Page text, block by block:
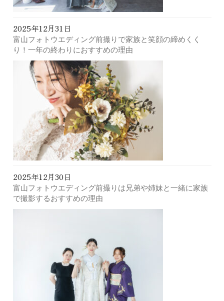
2025年12月31日
富山フォトウエディング前撮りで家族と笑顔の締めくく
り！一年の終わりにおすすめの理由
2025年12月30日
富山フォトウエディング前撮りは兄弟や姉妹と一緒に家族
で撮影するおすすめの理由